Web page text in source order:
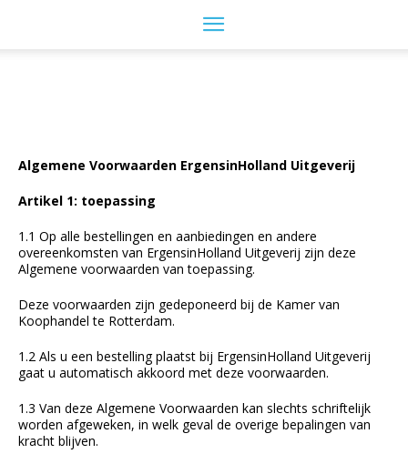
Algemene Voorwaarden ErgensinHolland Uitgeverij
Artikel 1: toepassing
1.1 Op alle bestellingen en aanbiedingen en andere
overeenkomsten van ErgensinHolland Uitgeverij zijn deze
Algemene voorwaarden van toepassing.
Deze voorwaarden zijn gedeponeerd bij de Kamer van
Koophandel te Rotterdam.
1.2 Als u een bestelling plaatst bij ErgensinHolland Uitgeverij
gaat u automatisch akkoord met deze voorwaarden.
1.3 Van deze Algemene Voorwaarden kan slechts schriftelijk
worden afgeweken, in welk geval de overige bepalingen van
kracht blijven.